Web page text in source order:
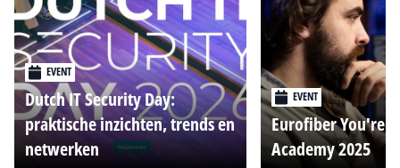
EVENT
Dutch IT Security Day:
praktische inzichten, trends en
netwerken
EVENT
Eurofiber You're
Academy 2025